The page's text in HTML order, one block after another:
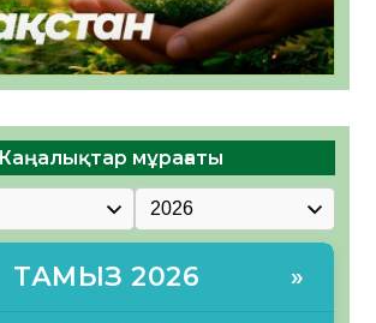
мұрағаты
ТАМЫЗ 2026 »